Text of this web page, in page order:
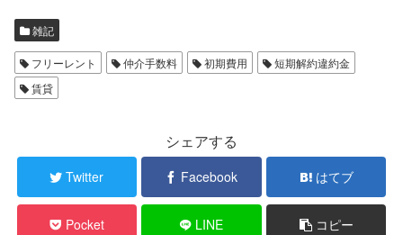
雑記
フリーレント 仲介手数料 初期費用
短期解約違約金
賃貸
シェアする
Twitter Facebook はてブ
Pocket LINE コピー